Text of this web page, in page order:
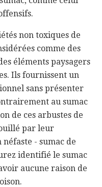
non toxiques de
comme des
éléments paysagers
Ils fournissent un
sans présenter
au sumac
de ces arbustes de
par leur
- sumac de
identifié le sumac
aucune raison de